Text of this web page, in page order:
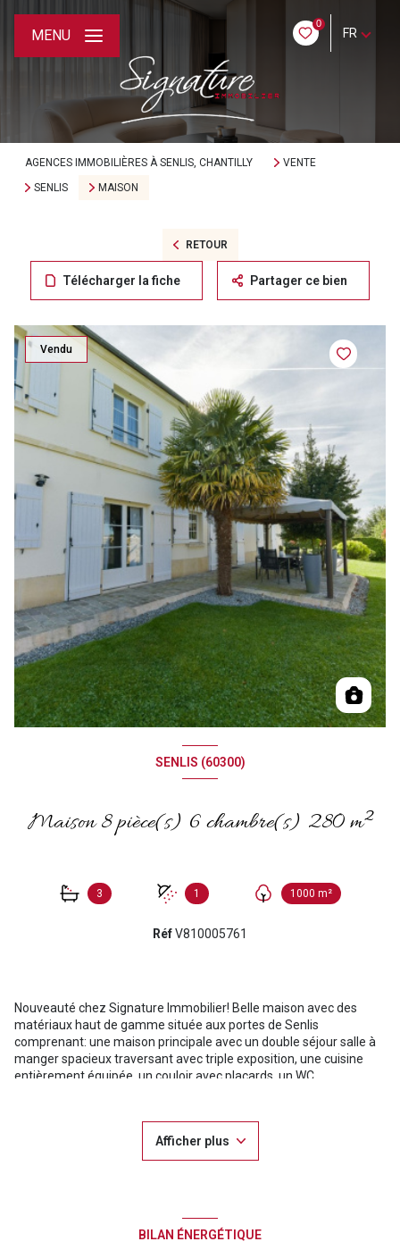
0
FR
MENU
AGENCES IMMOBILIÈRES À SENLIS, CHANTILLY
VENTE
SENLIS
MAISON
RETOUR
Télécharger la fiche Partager ce bien
Vendu
SENLIS (60300)
Maison 8 pièce(s) 6 chambre(s) 280 m²
3 1 1000 m²
RéfV810005761
Nouveauté chez Signature Immobilier! Belle maison avec des
matériaux haut de gamme située aux portes de Senlis
comprenant: une maison principale avec un double séjour salle à
manger spacieux traversant avec triple exposition, une cuisine
entièrement équipée, un couloir avec placards, un WC
dessert une grande suite parentale avec un dressing et une salle
de bains balnéo et douche italienne et WC, 2 chambres avec une
salle de bains communiquante, une 5ème chambre ou bureau. Un
côtés rétractables aux beaux jours, un double garage avec une
possibilité de garer 4 véhicules dans la cour le tout sur un terrain
Afficher plus
BILAN ÉNERGÉTIQUE